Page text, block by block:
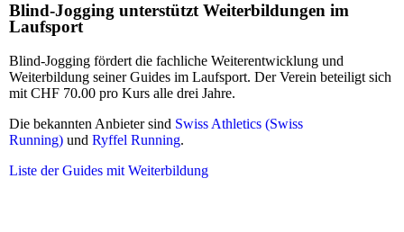
Blind-Jogging unterstützt Weiterbildungen im
Laufsport
Blind-Jogging fördert die fachliche Weiterentwicklung und
Weiterbildung seiner Guides im Laufsport. Der Verein beteiligt sich
mit CHF 70.00 pro Kurs alle drei Jahre.
Die bekannten Anbieter sind Swiss Athletics (Swiss
Running) und Ryffel Running.
Liste der Guides mit Weiterbildung